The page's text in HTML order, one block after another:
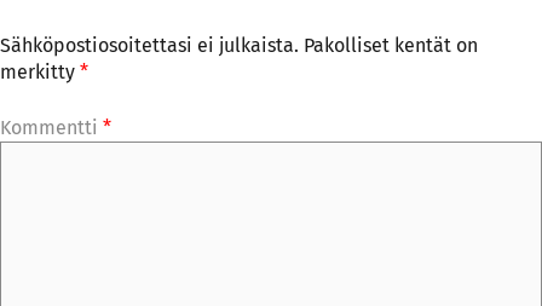
Sähköpostiosoitettasi ei julkaista. Pakolliset kentät on
merkitty *
Kommentti *